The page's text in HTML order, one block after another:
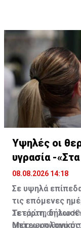
Υψηλές οι
υγρασία -
08.08.2026 14:18
Σε υψηλά
τις επόμενες
Τετάρτη,
Μετεωρολογικός
Σε ερώτηση του
υπάρχει